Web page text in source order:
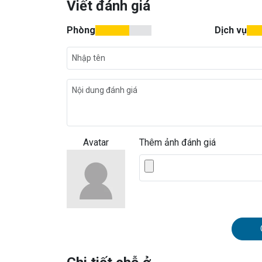
Viết đánh giá
Phòng Dịch vụ
Avatar Thêm ảnh đánh giá